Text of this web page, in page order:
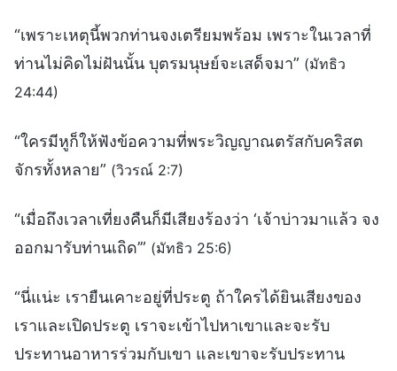
“เพราะเหตุนี้พวกท่านจงเตรียมพร้อม เพราะในเวลาที่
ท่านไม่คิดไม่ฝันนั้น บุตรมนุษย์จะเสด็จมา” (มัทธิว
24:44)
“ใครมีหูก็ให้ฟังข้อความที่พระวิญญาณตรัสกับคริสต
จักรทั้งหลาย” (วิวรณ์ 2:7)
“เมื่อถึงเวลาเที่ยงคืนก็มีเสียงร้องว่า ‘เจ้าบ่าวมาแล้ว จง
ออกมารับท่านเถิด’” (มัทธิว 25:6)
“นี่แน่ะ เรายืนเคาะอยู่ที่ประตู ถ้าใครได้ยินเสียงของ
เราและเปิดประตู เราจะเข้าไปหาเขาและจะรับ
ประทานอาหารร่วมกับเขา และเขาจะรับประทาน